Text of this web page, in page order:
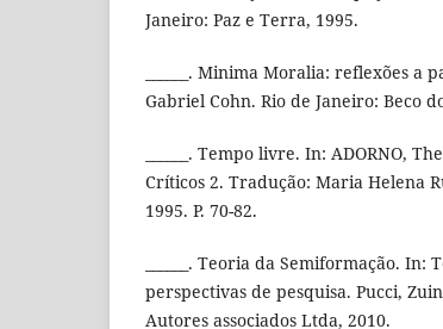
Janeiro: Paz e Terra, 1995.
______. Minima Moralia: reflexões
Gabriel Cohn. Rio de Janeiro: Beco
______. Tempo livre. In: ADORNO,
Críticos 2. Tradução: Maria Helena
1995. P. 70-82.
______. Teoria da Semiformação.
perspectivas de pesquisa. Pucci,
Autores associados Ltda, 2010.